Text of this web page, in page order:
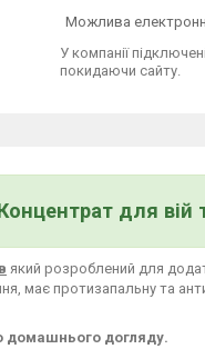
У компанії
покидаючи сайту.
для вій
який розроблений для
має протизапальну та
домашнього догляду.